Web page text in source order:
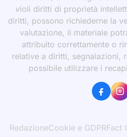
violi diritti di proprietà
diritti, possono richiederne la
valutazione, il materiale
attribuito correttamente o
relative a diritti, segnalazioni,
possibile utilizzare i
RedazioneCookie e GDPRFact